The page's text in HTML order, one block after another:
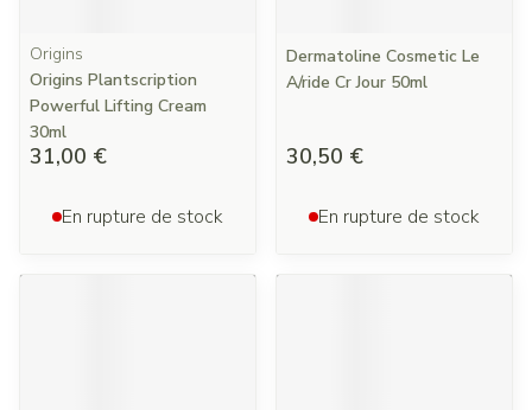
Origins
Origins Plantscription
Powerful Lifting Cream
30ml
31,00 €
En rupture de stock
Dermatoline Cosmetic Le
A/ride Cr Jour 50ml
30,50 €
En rupture de stock